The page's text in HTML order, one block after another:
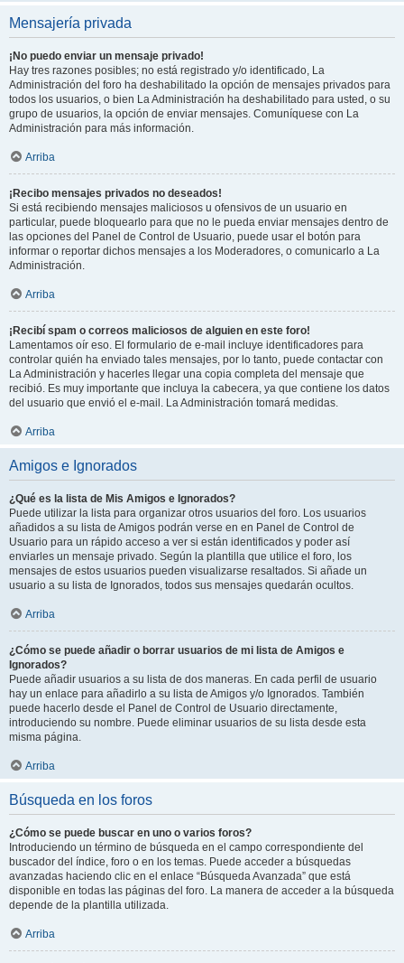
Mensajería privada
¡No puedo enviar un mensaje privado!
Hay tres razones posibles; no está registrado y/o identificado, La
Administración del foro ha deshabilitado la opción de mensajes privados para
todos los usuarios, o bien La Administración ha deshabilitado para usted, o su
grupo de usuarios, la opción de enviar mensajes. Comuníquese con La
Administración para más información.
Arriba
¡Recibo mensajes privados no deseados!
Si está recibiendo mensajes maliciosos u ofensivos de un usuario en
particular, puede bloquearlo para que no le pueda enviar mensajes dentro de
las opciones del Panel de Control de Usuario, puede usar el botón para
informar o reportar dichos mensajes a los Moderadores, o comunicarlo a La
Administración.
Arriba
¡Recibí spam o correos maliciosos de alguien en este foro!
Lamentamos oír eso. El formulario de e-mail incluye identificadores para
controlar quién ha enviado tales mensajes, por lo tanto, puede contactar con
La Administración y hacerles llegar una copia completa del mensaje que
recibió. Es muy importante que incluya la cabecera, ya que contiene los datos
del usuario que envió el e-mail. La Administración tomará medidas.
Arriba
Amigos e Ignorados
¿Qué es la lista de Mis Amigos e Ignorados?
Puede utilizar la lista para organizar otros usuarios del foro. Los usuarios
añadidos a su lista de Amigos podrán verse en en Panel de Control de
Usuario para un rápido acceso a ver si están identificados y poder así
enviarles un mensaje privado. Según la plantilla que utilice el foro, los
mensajes de estos usuarios pueden visualizarse resaltados. Si añade un
usuario a su lista de Ignorados, todos sus mensajes quedarán ocultos.
Arriba
¿Cómo se puede añadir o borrar usuarios de mi lista de Amigos e
Ignorados?
Puede añadir usuarios a su lista de dos maneras. En cada perfil de usuario
hay un enlace para añadirlo a su lista de Amigos y/o Ignorados. También
puede hacerlo desde el Panel de Control de Usuario directamente,
introduciendo su nombre. Puede eliminar usuarios de su lista desde esta
misma página.
Arriba
Búsqueda en los foros
¿Cómo se puede buscar en uno o varios foros?
Introduciendo un término de búsqueda en el campo correspondiente del
buscador del índice, foro o en los temas. Puede acceder a búsquedas
avanzadas haciendo clic en el enlace “Búsqueda Avanzada” que está
disponible en todas las páginas del foro. La manera de acceder a la búsqueda
depende de la plantilla utilizada.
Arriba